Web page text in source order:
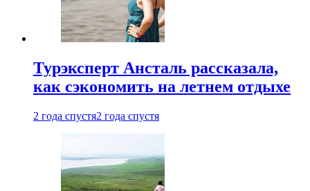
Турэксперт Ансталь рассказала,
как сэкономить на летнем отдыхе
2 года спустя2 года спустя